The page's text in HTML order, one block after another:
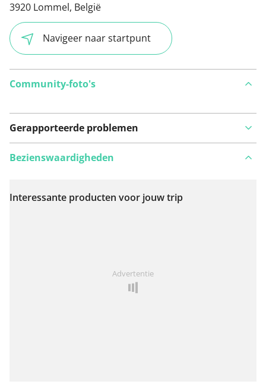
3920 Lommel, België
Navigeer naar startpunt
Community-foto's
Gerapporteerde problemen
Bekijk op kaart
Bezienswaardigheden
Interessante producten voor jouw trip
Advertentie